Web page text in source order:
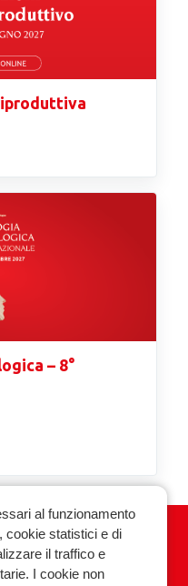
– 8°
Italiana Ginecologia
al funzionamento
cookie statistici e di
il traffico e
I cookie non